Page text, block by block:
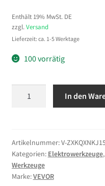
Enthält 19% MwSt. DE
zzgl. Versand
Lieferzeit: ca. 1-5 Werktage
100 vorrätig
Licht,
Inspektionskamera
mit
Zwei-
In den
Artikelnummer:V-
Kategorien: Elektrowerkzeuge,
Werkzeuge
Marke:VEVOR